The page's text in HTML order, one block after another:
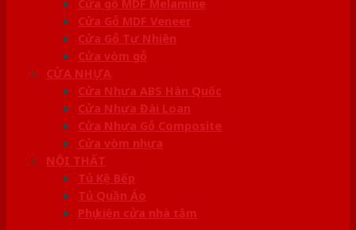
Cửa gỗ MDF Melamine
Cửa Gỗ MDF Veneer
Cửa Gỗ Tự Nhiên
Cửa vòm gỗ
CỬA NHỰA
Cửa Nhựa ABS Hàn Quốc
Cửa Nhựa Đài Loan
Cửa Nhựa Gỗ Composite
Cửa vòm nhựa
NỘI THẤT
Tủ Kệ Bếp
Tủ Quần Áo
Phụ kiện cửa nhà tắm